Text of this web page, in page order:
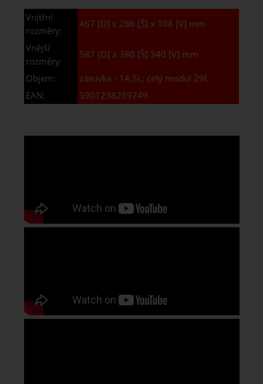
Vnitřní
rozměry:
467 [D] x 286 [Š] x 108 [V] mm
Vnější
rozměry:
587 [D] x 380 [Š] 340 [V] mm
Objem:
zásuvka - 14,5L; celý modul 29L
EAN:
5901238259749